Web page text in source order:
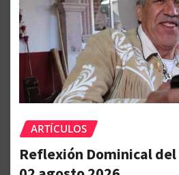
ARTÍCULOS
Reflexión Dominical